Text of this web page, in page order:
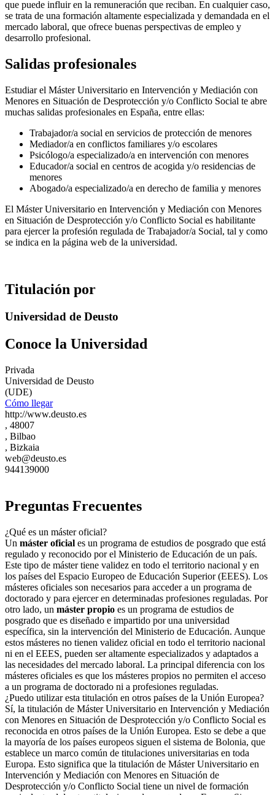
que puede influir en la remuneración que reciban. En cualquier caso,
se trata de una formación altamente especializada y demandada en el
mercado laboral, que ofrece buenas perspectivas de empleo y
desarrollo profesional.
Salidas profesionales
Estudiar el Máster Universitario en Intervención y Mediación con
Menores en Situación de Desprotección y/o Conflicto Social te abre
muchas salidas profesionales en España, entre ellas:
Trabajador/a social en servicios de protección de menores
Mediador/a en conflictos familiares y/o escolares
Psicólogo/a especializado/a en intervención con menores
Educador/a social en centros de acogida y/o residencias de
menores
Abogado/a especializado/a en derecho de familia y menores
El Máster Universitario en Intervención y Mediación con Menores
en Situación de Desprotección y/o Conflicto Social es habilitante
para ejercer la profesión regulada de Trabajador/a Social, tal y como
se indica en la página web de la universidad.
Titulación por
Universidad de Deusto
Conoce la Universidad
Privada
Universidad de Deusto
(UDE)
Cómo llegar
http://www.deusto.es
, 48007
, Bilbao
, Bizkaia
web@deusto.es
944139000
Preguntas Frecuentes
¿Qué es un máster oficial?
Un máster oficial es un programa de estudios de posgrado que está
regulado y reconocido por el Ministerio de Educación de un país.
Este tipo de máster tiene validez en todo el territorio nacional y en
los países del Espacio Europeo de Educación Superior (EEES). Los
másteres oficiales son necesarios para acceder a un programa de
doctorado y para ejercer en determinadas profesiones reguladas. Por
otro lado, un máster propio es un programa de estudios de
posgrado que es diseñado e impartido por una universidad
específica, sin la intervención del Ministerio de Educación. Aunque
estos másteres no tienen validez oficial en todo el territorio nacional
ni en el EEES, pueden ser altamente especializados y adaptados a
las necesidades del mercado laboral. La principal diferencia con los
másteres oficiales es que los másteres propios no permiten el acceso
a un programa de doctorado ni a profesiones reguladas.
¿Puedo utilizar esta titulación en otros países de la Unión Europea?
Sí, la titulación de Máster Universitario en Intervención y Mediación
con Menores en Situación de Desprotección y/o Conflicto Social es
reconocida en otros países de la Unión Europea. Esto se debe a que
la mayoría de los países europeos siguen el sistema de Bolonia, que
establece un marco común de titulaciones universitarias en toda
Europa. Esto significa que la titulación de Máster Universitario en
Intervención y Mediación con Menores en Situación de
Desprotección y/o Conflicto Social tiene un nivel de formación